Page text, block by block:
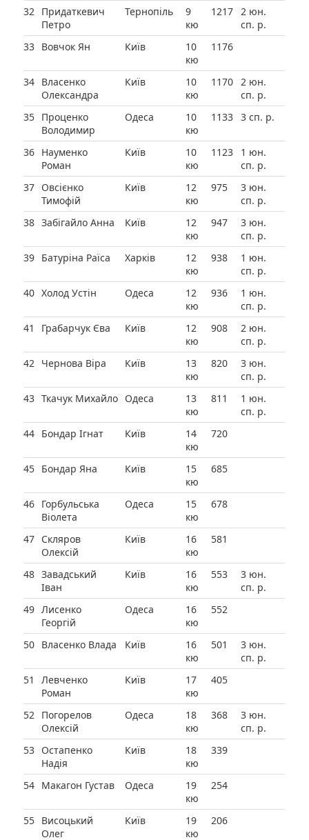
32 Придаткевич
Петро
Тернопіль
9
кю
1217 2 юн.
сп. р.
33 Вовчок Ян Київ
10
кю
1176
34 Власенко
Олександра
Київ
10
кю
1170 2 юн.
сп. р.
35 Проценко
Володимир
Одеса
10
кю
1133 3 сп. р.
36 Науменко
Роман
Київ
10
кю
1123
1 юн.
сп. р.
37 Овсієнко
Тимофій
Київ
12
кю
975
3 юн.
сп. р.
38 Забігайло Анна Київ
12
кю
947
3 юн.
сп. р.
39 Батуріна Раїса Харків
12
кю
938
1 юн.
сп. р.
40 Холод Устін Одеса
12
кю
936
1 юн.
сп. р.
41
Грабарчук Єва Київ
12
кю
908
2 юн.
сп. р.
42 Чернова Віра Київ
13
кю
820
3 юн.
сп. р.
43 Ткачук Михайло Одеса
13
кю
811
1 юн.
сп. р.
44 Бондар Ігнат Київ
14
кю
720
45 Бондар Яна Київ
15
кю
685
46 Горбульська
Віолета
Одеса
15
кю
678
47 Скляров
Олексій
Київ
16
кю
581
48 Завадський
Іван
Київ
16
кю
553
3 юн.
сп. р.
49 Лисенко
Георгій
Одеса
16
кю
552
50 Власенко Влада Київ
16
кю
501
3 юн.
сп. р.
51
Левченко
Роман
Київ
17
кю
405
52 Погорелов
Олексій
Одеса
18
кю
368
3 юн.
сп. р.
53 Остапенко
Надія
Київ
18
кю
339
54 Макагон Густав Одеса
19
кю
254
55 Висоцький
Олег
Київ
19
кю
206